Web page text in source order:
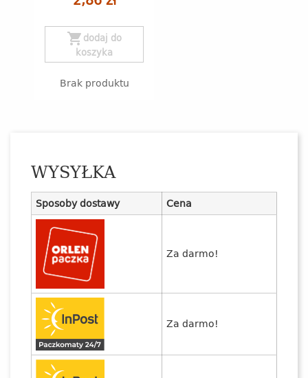
shopping_cart dodaj do
koszyka
Brak produktu
WYSYŁKA
Sposoby dostawy Cena
Za darmo!
Za darmo!